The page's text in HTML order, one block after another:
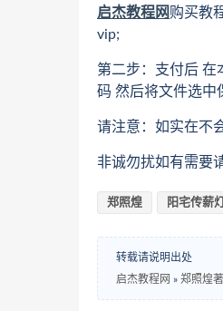
启杰教程网购买教
vip;
第二步：支付后 在
码 然后将文件选中
请注意：如实在不
非诚勿扰如有需要
郑照煌 阳宅传薪灯
转载请说明出处
启杰教程网 » 郑照煌